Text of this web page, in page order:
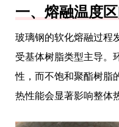
一、熔融温度
玻璃钢的软化熔融过程
受基体树脂类型主导。
性，而不饱和聚酯树脂
热性能会显著影响整体